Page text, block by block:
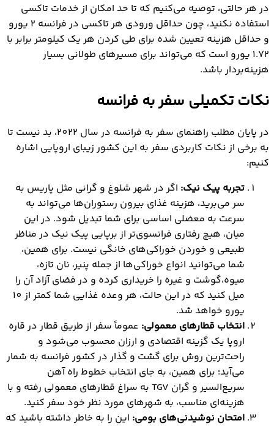
در هر حالتی، توصیه می‌کنیم که تا حد امکان از خدمات تاکسی
استفاده نکنید، چون حداقل ورودی هر تاکسی در فرانسه 2 یورو
و حداقل هزینه تعیین شده برای طی کردن هر یک کیلومتر برابر با
1.72 یورو است که می‌تواند برای مسیرهای طولانی بسیار
هزینه‌بردار باشد.
نکات تکمیلی سفر به فرانسه
در پایان مطلب راهنمای سفر به فرانسه در سال 2022، بد نیست تا
به برخی از نکات کاربردی سفر به این کشور زیبای اروپایی اشاره
کنیم:
تجربه پیک نیک: اگر در شهر شلوغ و گرانی مثل پاریس به
سر می‌برید، هزینه غذای بیرون رستوران‌ها می‌تواند به
سرعت به معضلی اساسی برای شما تبدیل شود. در این
میان، هیچ رفتاری فرانسوی‌تر از برپایی پیک نیک در مناظر
طبیعی و خوردن خوراکی‌های خانگی نیست. برای همین،
شما می‌توانید انواع خوراکی‌ها از جمله پنیر، نان تازه،
میوه،گوشت و غیره را خریداری کرده و در فضای آزاد آن را
میل کنید که در این حالت، هر وعده غذایی شما کمتر از 10
یورو خواهد شد.
انتخاب قطارهای معمولی: عموماً سفر از طریق قطار در قاره
اروپا یک گزینه اقتصادی و ارزان محسوب می‌شود و
راحت‌ترین روش برای گشت و گذار در کشور فرانسه به شمار
می‌آید؛ برای همین، به جای انتخاب خطوط راه آهن
سریع‌السیر و گران TGV به سراغ قطارهای معمولی رفته و با
هزینه‌ای مناسب، به شهرهای مورد نظر خود سفر کنید.
امتحان نوشیدنی‌های بومی: این را به خاطر داشته باشید که